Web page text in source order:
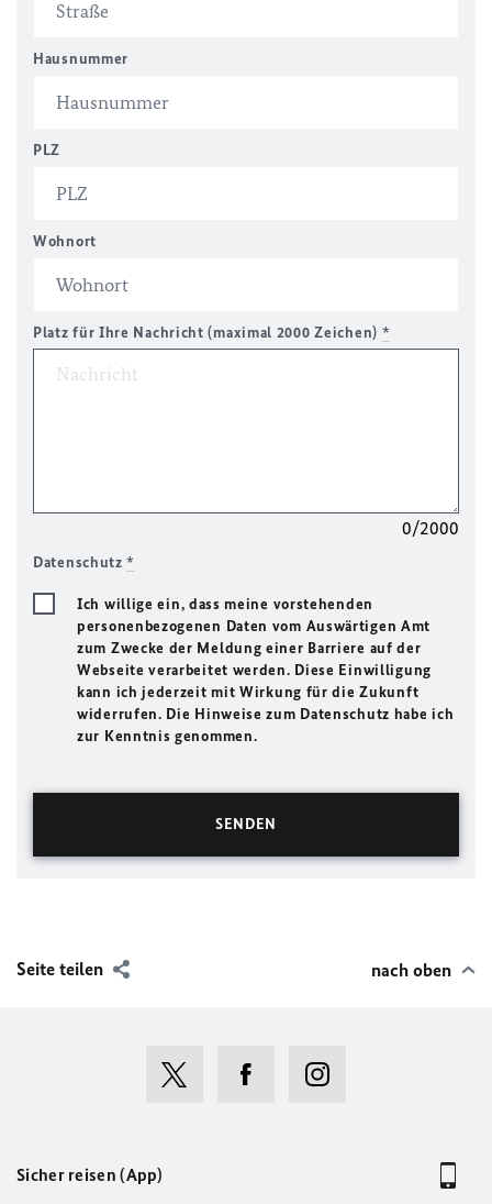
Hausnummer
PLZ
Wohnort
Platz für Ihre Nachricht (maximal 2000 Zeichen) *
0/2000
Datenschutz*
Ich willige ein, dass meine vorstehenden
personenbezogenen Daten vom Auswärtigen Amt
zum Zwecke der Meldung einer Barriere auf der
Webseite verarbeitet werden. Diese Einwilligung
kann ich jederzeit mit Wirkung für die Zukunft
widerrufen. Die Hinweise zum Datenschutz habe ich
zur Kenntnis genommen.
Seite teilen nach oben
Sicher reisen (App)